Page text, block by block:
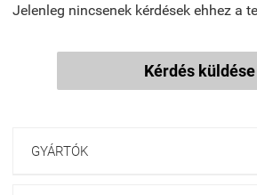
Jelenleg nincsenek kérdések ehhez a
Kérdés küldése
GYÁRTÓK